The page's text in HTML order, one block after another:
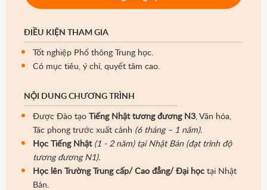
ĐIỀU KIỆN THAM GIA
Tốt nghiệp Phổ thông Trung học.
Có mục tiêu, ý chí, quyết tâm cao.
NỘI DUNG CHƯƠNG TRÌNH
Được Đào tạo Tiếng Nhật tương đương N3, Văn hóa,
Tác phong trước xuất cảnh (6 tháng – 1 năm).
Học Tiếng Nhật (1 - 2 năm) tại Nhật Bản (đạt trình độ
tương đương N1).
Học lên Trường Trung cấp/ Cao đẳng/ Đại học tại Nhật
Bản.